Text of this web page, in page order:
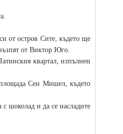
от остров Сите, където ще
от Виктор Юго.
квартал, изпълнен
Сен Мишел, където
шоколад и да се насладите